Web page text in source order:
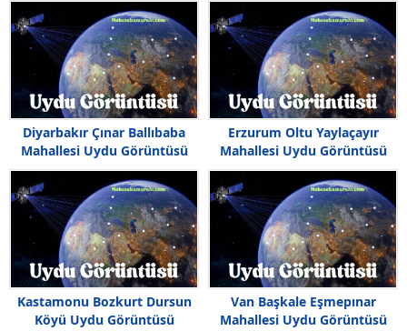
Diyarbakır Çınar Ballıbaba
Mahallesi Uydu Görüntüsü
Haritası
Erzurum Oltu Yaylaçayır
Mahallesi Uydu Görüntüsü
Haritası
Kastamonu Bozkurt Dursun
Köyü Uydu Görüntüsü
Van Başkale Eşmepınar
Mahallesi Uydu Görüntüsü